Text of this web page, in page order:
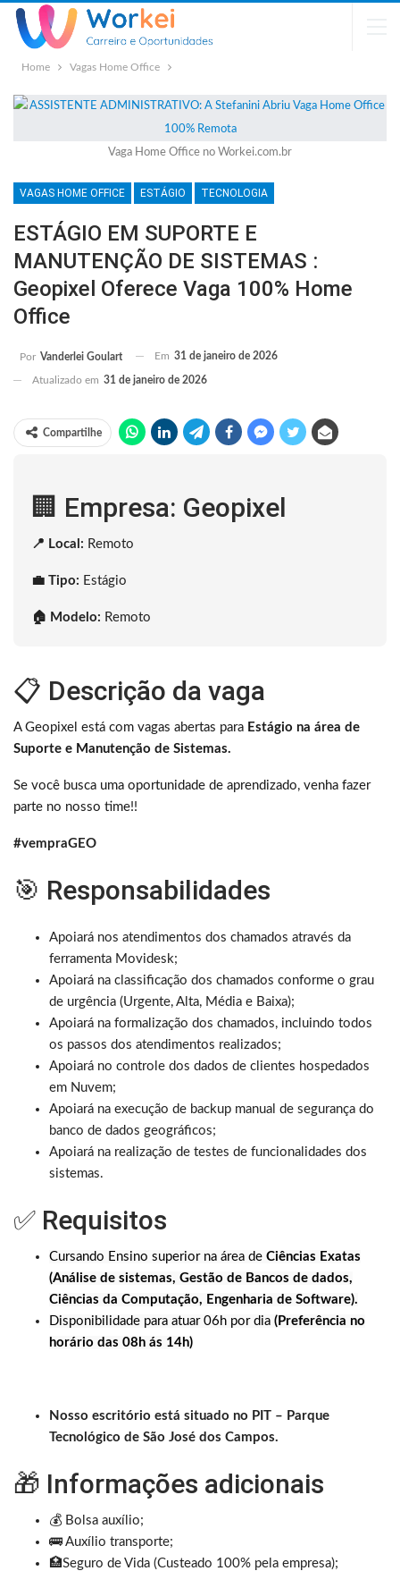
Home Vagas Home Office
Vaga Home Office no Workei.com.br
VAGAS HOME OFFICE ESTÁGIO TECNOLOGIA
ESTÁGIO EM SUPORTE E
MANUTENÇÃO DE SISTEMAS :
Geopixel Oferece Vaga 100% Home
Office
Por Vanderlei Goulart Em 31 de janeiro de 2026
Atualizado em 31 de janeiro de 2026
Compartilhe
🏢 Empresa: Geopixel
📍 Local: Remoto
💼 Tipo: Estágio
🏠 Modelo: Remoto
📋 Descrição da vaga
A Geopixel está com vagas abertas para Estágio na área de
Suporte e Manutenção de Sistemas.
Se você busca uma oportunidade de aprendizado, venha fazer
parte no nosso time!!
#vempraGEO
🎯 Responsabilidades
Apoiará nos atendimentos dos chamados através da
ferramenta Movidesk;
Apoiará na classificação dos chamados conforme o grau
de urgência (Urgente, Alta, Média e Baixa);
Apoiará na formalização dos chamados, incluindo todos
os passos dos atendimentos realizados;
Apoiará no controle dos dados de clientes hospedados
em Nuvem;
Apoiará na execução de backup manual de segurança do
banco de dados geográficos;
Apoiará na realização de testes de funcionalidades dos
sistemas.
✅ Requisitos
Cursando Ensino superior na área de Ciências Exatas
(Análise de sistemas, Gestão de Bancos de dados,
Ciências da Computação, Engenharia de Software).
Disponibilidade para atuar 06h por dia (Preferência no
horário das 08h ás 14h)
Nosso escritório está situado no PIT – Parque
Tecnológico de São José dos Campos.
🎁 Informações adicionais
💰 Bolsa auxílio;
🚌 Auxílio transporte;
🏥Seguro de Vida (Custeado 100% pela empresa);